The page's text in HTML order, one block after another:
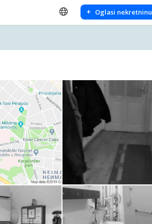
+ Oglasi nekretninu